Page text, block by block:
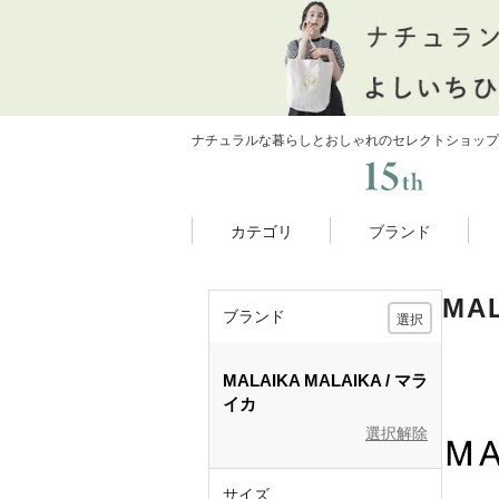
ナチュラルな暮らしとおしゃれのセレクトショップ
カテゴリ ブランド
ブランド 選択
MALAIKA MALAIKA
マラ
イカ
選択解除
サイズ